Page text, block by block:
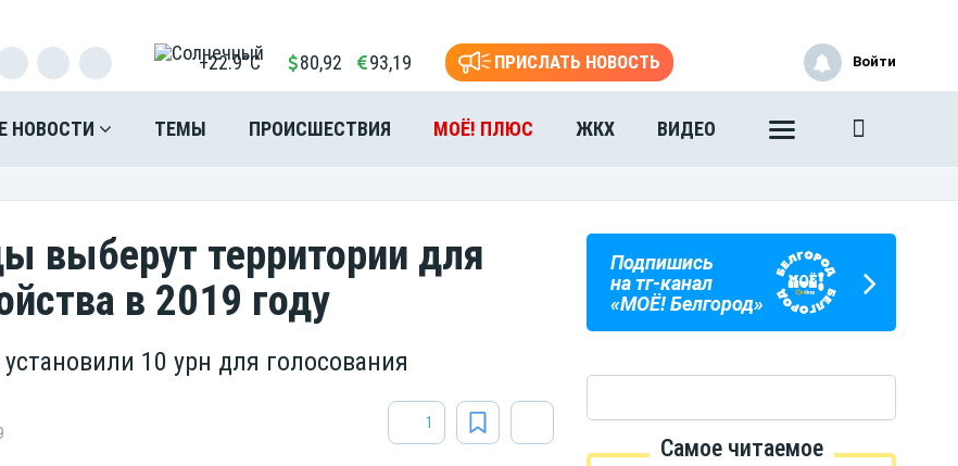
+22.9°C 80,92 93,19 ПРИСЛАТЬ НОВОСТЬ
НОВОСТИ ТЕМЫ ПРОИСШЕСТВИЯ МОЁ! ПЛЮС ЖКХ ВИДЕО
Войти
выберут территории для
в 2019 году
10 урн для голосования
1
Подпишись
на тг-канал
«МОЁ! Белгород»
ПОГОДА
В БЕЛГОРОДЕ
ГОРОСКОП
НА КАЖДЫЙ ДЕНЬ
Самое читаемое